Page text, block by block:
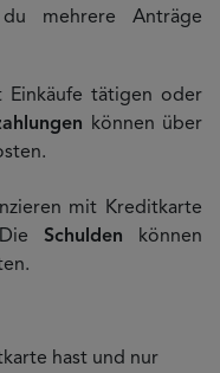
mehrere Anträge
Einkäufe tätigen oder
können über
mit Kreditkarte
Schulden
können
hast und nur